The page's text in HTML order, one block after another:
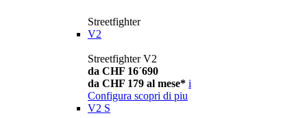
Streetfighter
V2
Streetfighter V2
da CHF 16´690
da CHF 179 al mese* i
Configura scopri di piu
V2 S